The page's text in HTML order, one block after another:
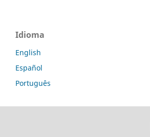
Idioma
English
Español
Português